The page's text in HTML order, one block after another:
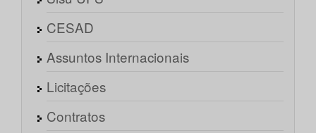
CESAD
Assuntos Internacionais
Licitações
Contratos